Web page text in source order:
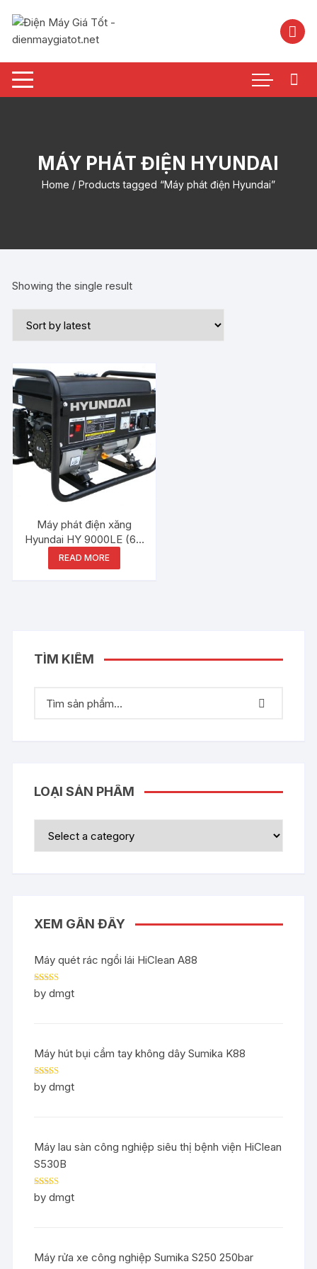
nội
MÁY PHÁT ĐIỆN HYUNDAI
Home / Products tagged “Máy phát điện Hyundai”
Showing the single result
Máy phát điện xăng
Hyundai HY 9000LE (6.0
– 6.5kW)
READ MORE
TÌM KIẾM
LOẠI SẢN PHẨM
XEM GẦN ĐÂY
Máy quét rác ngồi lái HiClean A88
Rated5out
of 5
by dmgt
Máy hút bụi cầm tay không dây Sumika K88
Rated5out
of 5
by dmgt
Máy lau sàn công nghiệp siêu thị bệnh viện HiClean
S530B
Rated5out
of 5
by dmgt
Máy rửa xe công nghiệp Sumika S250 250bar